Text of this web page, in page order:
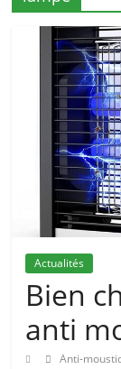
Actualités
Bien
anti
Anti-